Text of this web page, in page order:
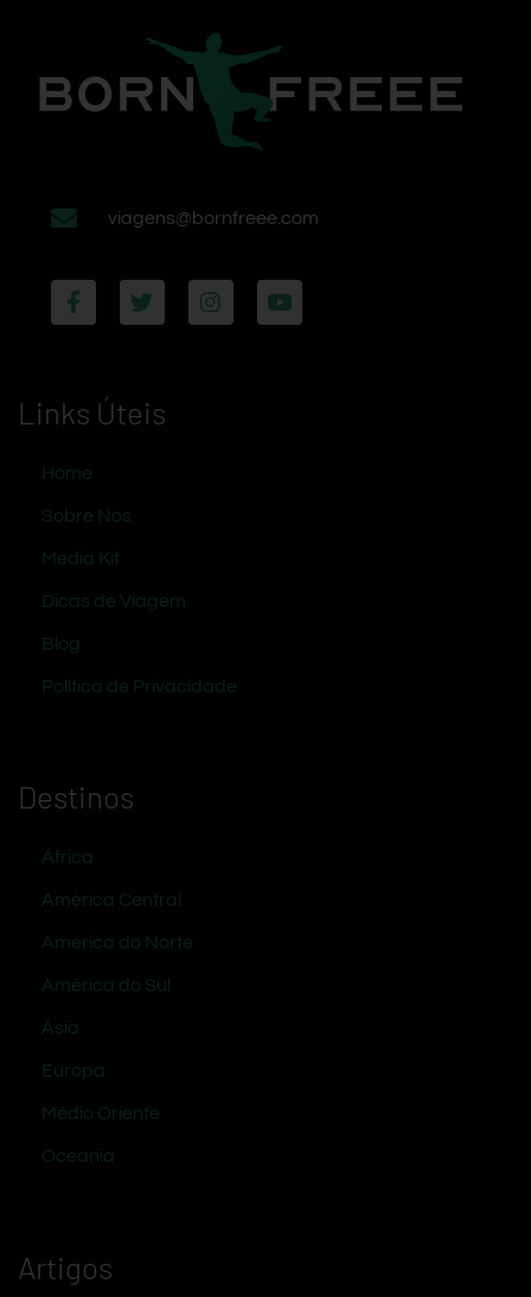
viagens@bornfreee.com
Links Úteis
Home
Sobre Nós
Media Kit
Dicas de Viagem
Blog
Política de Privacidade
Destinos
África
América Central
América do Norte
América do Sul
Ásia
Europa
Médio Oriente
Oceania
Artigos